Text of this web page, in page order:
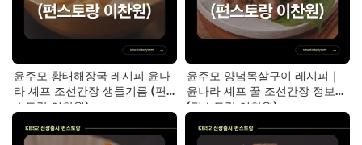
윤주모 황태해장국 레시피 윤나
라 셰프 조선간장 생들기름 (편
스토랑 이찬원)
윤주모 양념목살구이 레시피｜
윤나라 셰프 꿀 조선간장 정보
(편스토랑 이찬원)